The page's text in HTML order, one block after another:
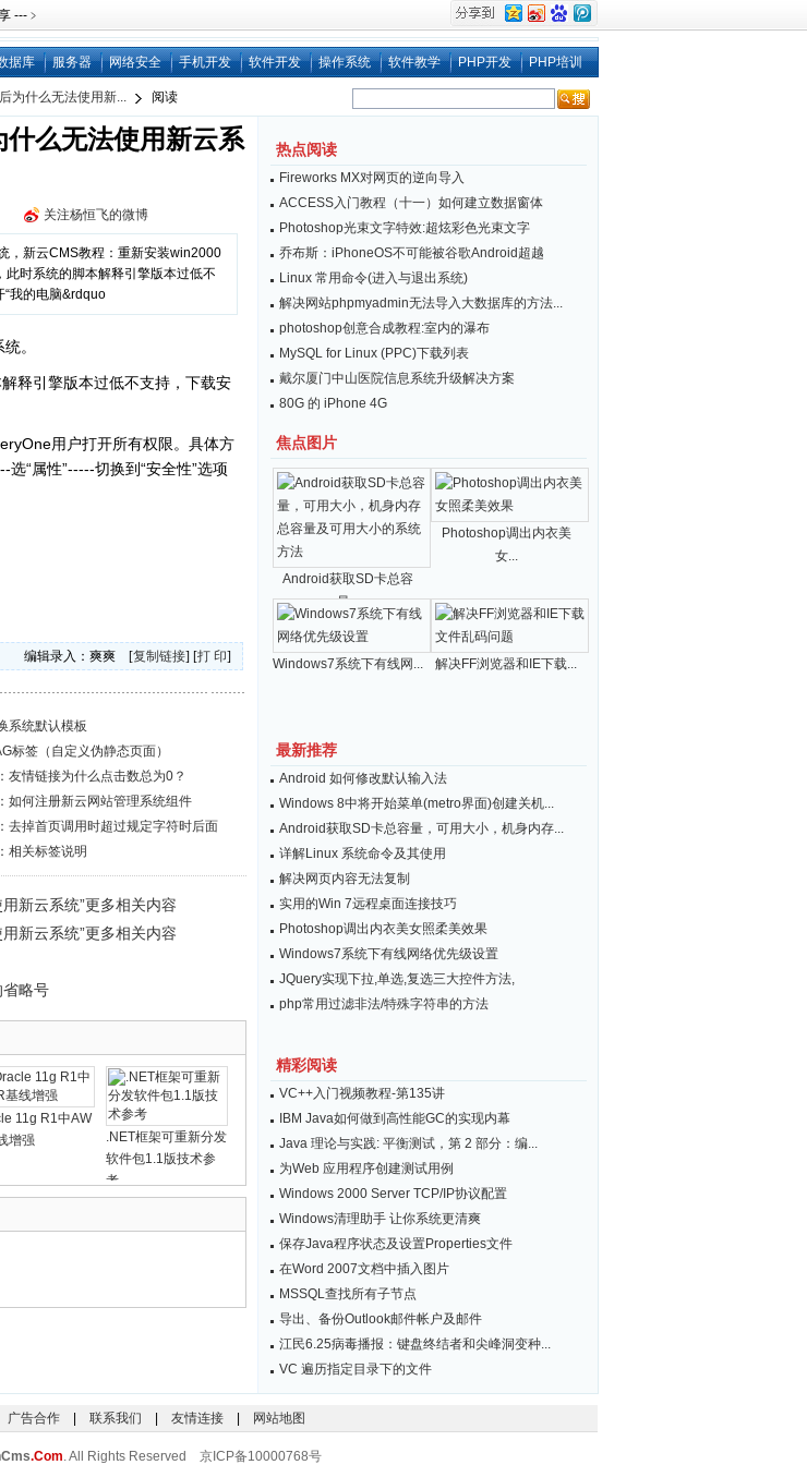
---﹥
据库 服务器 网络安全 手机开发 软件开发 操作系统 软件教学 PHP开发 PHP培训
为什么无法使用新... 阅读
么无法使用新云系
关注杨恒飞的微博
，新云CMS教程：重新安装win2000
时系统的脚本解释引擎版本过低不
我的电脑&rdquo
。
释引擎版本过低不支持，下载安
用户打开所有权限。具体方
“属性”-----切换到“安全性”选项
编辑录入：爽爽 [复制链接] [打 印]
系统默认模板
标签（自定义伪静态页面）
友情链接为什么点击数总为0？
如何注册新云网站管理系统组件
去掉首页调用时超过规定字符时后面
相关标签说明
新云系统”更多相关内容
新云系统”更多相关内容
略号
11g R1中AW
增强
.NET框架可重新分发
软件包1.1版技术参
考
热点阅读
Fireworks MX对网页的逆向导入
ACCESS入门教程（十一）如何建立数据窗体
Photoshop光束文字特效:超炫彩色光束文字
乔布斯：iPhoneOS不可能被谷歌Android超越
Linux 常用命令(进入与退出系统)
解决网站phpmyadmin无法导入大数据库的方法...
photoshop创意合成教程:室内的瀑布
MySQL for Linux (PPC)下载列表
戴尔厦门中山医院信息系统升级解决方案
80G 的 iPhone 4G
焦点图片
Android获取SD卡总容
量...
Photoshop调出内衣美
女...
Windows7系统下有线网... 解决FF浏览器和IE下载...
最新推荐
Android 如何修改默认输入法
Windows 8中将开始菜单(metro界面)创建关机...
Android获取SD卡总容量，可用大小，机身内存...
详解Linux 系统命令及其使用
解决网页内容无法复制
实用的Win 7远程桌面连接技巧
Photoshop调出内衣美女照柔美效果
Windows7系统下有线网络优先级设置
JQuery实现下拉,单选,复选三大控件方法,
php常用过滤非法/特殊字符串的方法
精彩阅读
VC++入门视频教程-第135讲
IBM Java如何做到高性能GC的实现内幕
Java 理论与实践: 平衡测试，第 2 部分：编...
为Web 应用程序创建测试用例
Windows 2000 Server TCP/IP协议配置
Windows清理助手 让你系统更清爽
保存Java程序状态及设置Properties文件
在Word 2007文档中插入图片
MSSQL查找所有子节点
导出、备份Outlook邮件帐户及邮件
江民6.25病毒播报：键盘终结者和尖峰洞变种...
VC 遍历指定目录下的文件
广告合作| 联系我们 友情连接| 网站地图
.Com. All Rights Reserved 京ICP备10000768号